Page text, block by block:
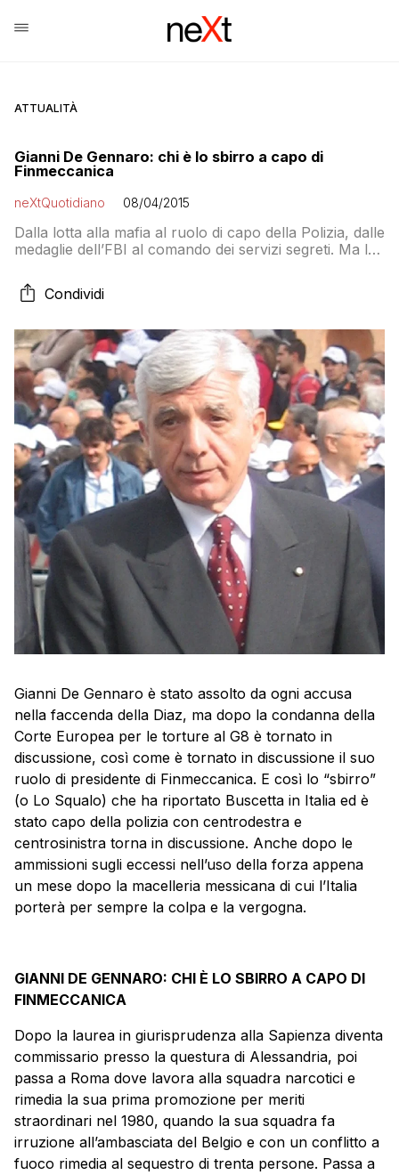
ATTUALITÀ
Gianni De Gennaro: chi è lo sbirro a capo di
Finmeccanica
neXtQuotidiano 08/04/2015
Dalla lotta alla mafia al ruolo di capo della Polizia, dalle
medaglie dell’FBI al comando dei servizi segreti. Ma lo
per cui fu assolto: la macelleria messicana della Diaz
per la quale l’Italia porterà per sempre la vergogna
Condividi
Gianni De Gennaro è stato assolto da ogni accusa
nella faccenda della Diaz, ma dopo la condanna della
Corte Europea per le torture al G8 è tornato in
discussione, così come è tornato in discussione il suo
ruolo di presidente di Finmeccanica. E così lo “sbirro”
(o Lo Squalo) che ha riportato Buscetta in Italia ed è
stato capo della polizia con centrodestra e
centrosinistra torna in discussione. Anche dopo le
ammissioni sugli eccessi nell’uso della forza appena
un mese dopo la macelleria messicana di cui l’Italia
porterà per sempre la colpa e la vergogna.
GIANNI DE GENNARO: CHI È LO SBIRRO A CAPO DI
FINMECCANICA
Dopo la laurea in giurisprudenza alla Sapienza diventa
commissario presso la questura di Alessandria, poi
passa a Roma dove lavora alla squadra narcotici e
rimedia la sua prima promozione per meriti
straordinari nel 1980, quando la sua squadra fa
irruzione all’ambasciata del Belgio e con un conflitto a
fuoco rimedia al sequestro di trenta persone. Passa a